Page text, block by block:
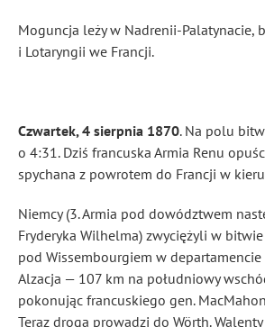
Moguncja leży w Nadrenii-Palatynacie,
i Lotaryngii we Francji.
Czwartek, 4 sierpnia 1870. Na polu
o 4:31. Dziś francuska Armia Renu
spychana z powrotem do Francji w
Niemcy (3. Armia pod dowództwem
Fryderyka Wilhelma) zwyciężyli w bitwie
pod Wissembourgiem w
Alzacja — 107 km na południowy
pokonując francuskiego gen.
Teraz droga prowadzi do Wörth.